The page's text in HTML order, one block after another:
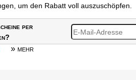
um den Rabatt voll auszuschöpfen.
per
» mehr